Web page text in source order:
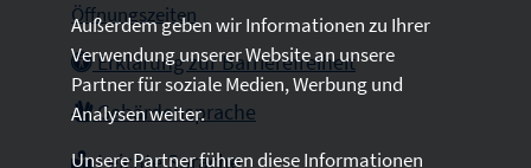
Öffnungszeiten
Erklärung zur Barrierefreiheit
Gebärdensprache
Leichte Sprache
Außerdem geben wir Informationen zu Ihrer
Verwendung unserer Website an unsere
Partner für soziale Medien, Werbung und
Analysen weiter.
Unsere Partner führen diese Informationen